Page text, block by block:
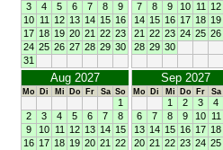
3
4 5 6 7 8
9
10 11 12 13 14 15 16
17 18 19 20 21 22 23
24 25 26 27 28 29 30
31
7
8 9 10 11 12
14 15 16 17 18 19
21 22 23 24 25 26
28 29 30
Aug 2027
Mo Di Mi Do Fr Sa So
1
2
3 4 5 6 7
8
9
10 11 12 13 14 15
16 17 18 19 20 21 22
Sep 2027
Mo Di Mi Do Fr Sa
1 2 3 4
6
7 8 9 10 11
13 14 15 16 17 18
20 21 22 23 24 25